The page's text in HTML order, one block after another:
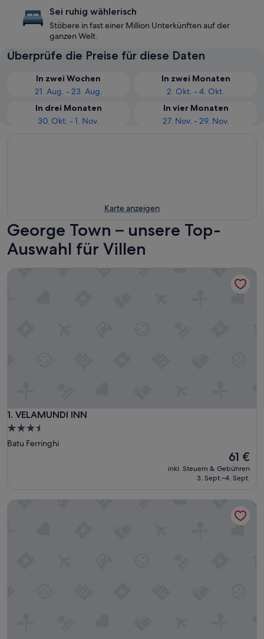
Sei ruhig wählerisch
Stöbere in fast einer Million Unterkünften auf der
ganzen Welt.
Überprüfe die Preise für diese Daten
In zwei Wochen
21. Aug. - 23. Aug.
In zwei Monaten
2. Okt. - 4. Okt.
In drei Monaten
30. Okt. - 1. Nov.
In vier Monaten
27. Nov. - 29. Nov.
Karte anzeigen
George Town – unsere Top-
Auswahl für Villen
1. VELAMUNDI INN
VELAMUNDI INN
3.5-
Sterne-
Batu Ferringhi
Der
Preis
beträgt
61 €
inkl. Steuern & Gebühren
3. Sept.–4. Sept.